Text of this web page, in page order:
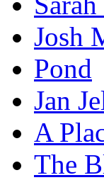
Josh
Pond
Jan
A
The